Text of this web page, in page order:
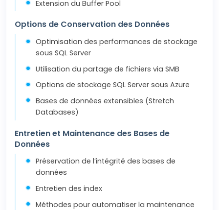
Extension du Buffer Pool
Options de Conservation des Données
Optimisation des performances de stockage
sous SQL Server
Utilisation du partage de fichiers via SMB
Options de stockage SQL Server sous Azure
Bases de données extensibles (Stretch
Databases)
Entretien et Maintenance des Bases de
Données
Préservation de l’intégrité des bases de
données
Entretien des index
Méthodes pour automatiser la maintenance